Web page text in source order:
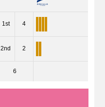
1st 4
2nd 2
6